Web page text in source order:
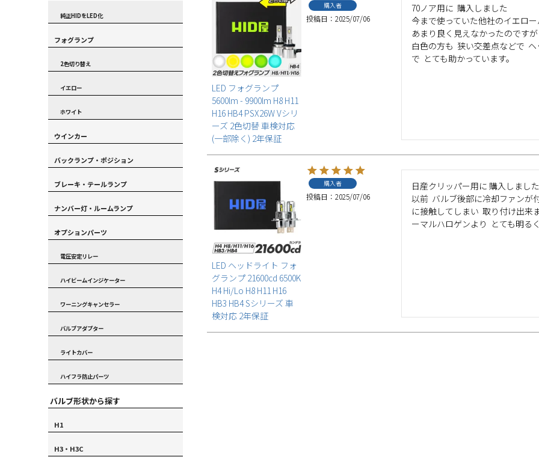
純正HIDをLED化
フォグランプ
2色切り替え
イエロー
ホワイト
ウインカー
バックランプ・ポジション
ブレーキ・テールランプ
ナンバー灯・ルームランプ
オプションパーツ
電圧安定リレー
ハイビームインジケーター
ワーニングキャンセラー
バルブアダプター
ライトカバー
ハイフラ防止パーツ
バルブ形状から探す
H1
H3・H3C
LED フォグランプ
5600lm - 9900lm H8 H11
H16 HB4 PSX26W Vシリ
ーズ 2色切替 車検対応
(一部除く) 2年保証
購入者
投稿日 2025/07/06
70ノア用に  購入しました
今まで使っていた他社のイエロ
あまり良く見えなかったのです
白色の方も  狭い交差点などで
で  とても助かっています。
LED ヘッドライト フォ
グランプ 21600cd 6500K
H4 Hi/Lo H8 H11 H16
HB3 HB4 Sシリーズ 車
検対応 2年保証
購入者
投稿日 2025/07/06
日産クリッパー用に 購入しました
以前  バルブ後部に冷却ファンが
に接触してしまい  取り付け出来
ーマルハロゲンより  とても明る